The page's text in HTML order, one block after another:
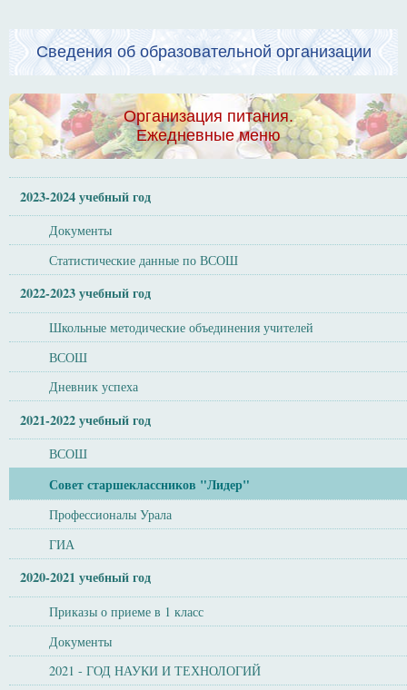
Сведения об образовательной организации
Организация питания.
Ежедневные меню
2023-2024 учебный год
Документы
Статистические данные по ВСОШ
2022-2023 учебный год
Школьные методические объединения учителей
ВСОШ
Дневник успеха
2021-2022 учебный год
ВСОШ
Совет старшеклассников "Лидер"
Профессионалы Урала
ГИА
2020-2021 учебный год
Приказы о приеме в 1 класс
Документы
2021 - ГОД НАУКИ И ТЕХНОЛОГИЙ